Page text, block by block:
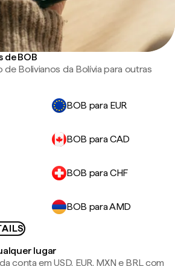
de BOB
de Bolivianos da Bolívia para outras
BOB para EUR
BOB para CAD
BOB para CHF
BOB para AMD
lugar
conta em USD, EUR, MXN e BRL com